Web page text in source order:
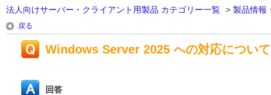
法人向けサーバー・クライアント用製品 カテゴリー一覧 > 製品情報
戻る
Windows Server 2025 への対応について
回答